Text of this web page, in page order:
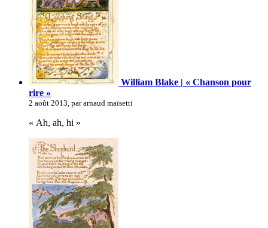
William Blake | « Chanson pour
rire »
2 août 2013, par arnaud maïsetti
« Ah, ah, hi »